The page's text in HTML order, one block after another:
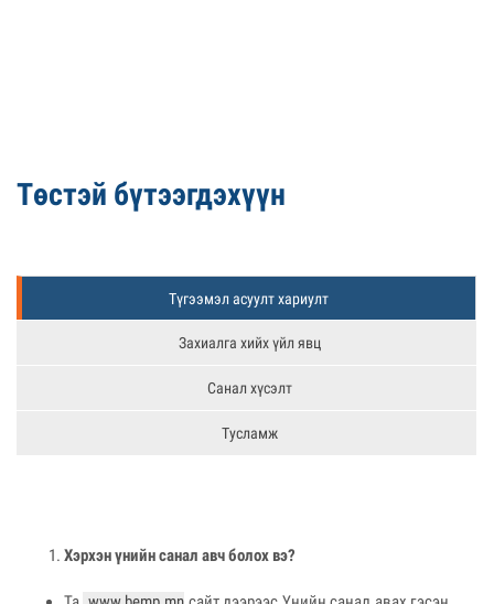
Төстэй бүтээгдэхүүн
Түгээмэл асуулт хариулт
Захиалга хийх үйл явц
Санал хүсэлт
Тусламж
Хэрхэн үнийн санал авч болох вэ?